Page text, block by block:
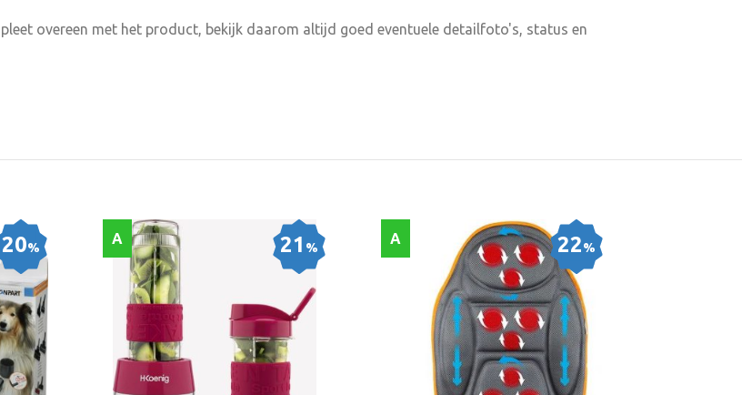
overeen met het product, bekijk daarom altijd goed eventuele detailfoto's, status en
20% 21 %
A 22%
A